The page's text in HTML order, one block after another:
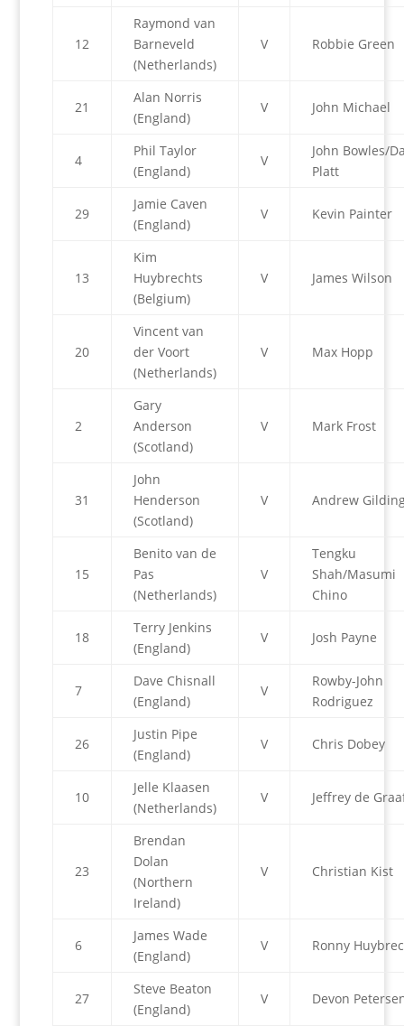
12
Raymond van
Barneveld
(Netherlands)
V Robbie Green
21
Alan Norris
(England)
V John Michael
4
Phil Taylor
(England)
V
John Bowles/
Platt
29
Jamie Caven
(England)
V Kevin Painter
13
Kim
Huybrechts
(Belgium)
V James Wilson
20
Vincent van
der Voort
(Netherlands)
V Max Hopp
2
Gary
Anderson
(Scotland)
V Mark Frost
31
John
Henderson
(Scotland)
V Andrew
15
Benito van de
Pas
(Netherlands)
V
Tengku
Shah/Masumi
Chino
18
Terry Jenkins
(England)
V Josh Payne
7
Dave Chisnall
(England)
V
Rowby-John
Rodriguez
26
Justin Pipe
(England)
V Chris Dobey
10
Jelle Klaasen
(Netherlands)
V Jeffrey de
23
Brendan
Dolan
(Northern
Ireland)
V Christian Kist
6
James Wade
(England)
V Ronny
27
Steve Beaton
(England)
V Devon